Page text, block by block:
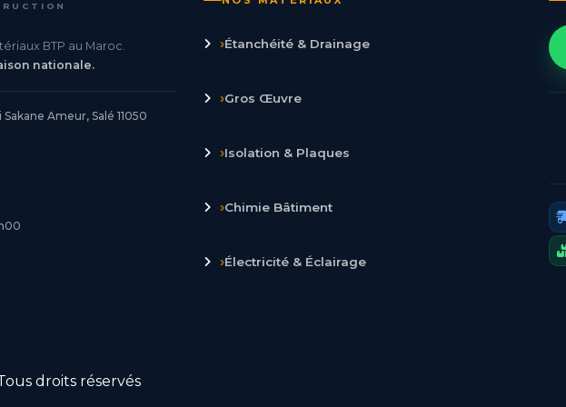
BTP au Maroc.
nationale.
Ameur, Salé 11050
›Étanchéité & Drainage
›Gros Œuvre
›Isolation & Plaques
›Chimie Bâtiment
›Électricité & Éclairage
droits réservés